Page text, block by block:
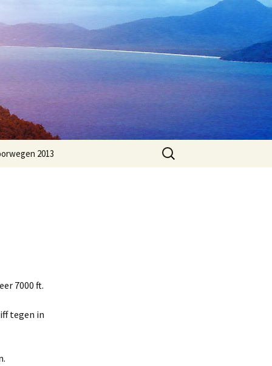
2013
Zoeken
naar:
7000 ft.
tegen in